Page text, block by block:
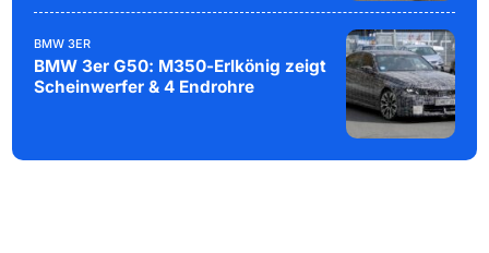
BMW 3ER
BMW 3er G50: M350-Erlkönig zeigt
Scheinwerfer & 4 Endrohre